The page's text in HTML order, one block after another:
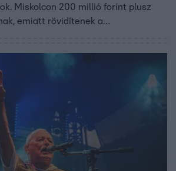
Miskolcon 200 millió forint plusz
emiatt rövidítenek a
elő. Pécsen pedig a növekvő
előadás lesz.